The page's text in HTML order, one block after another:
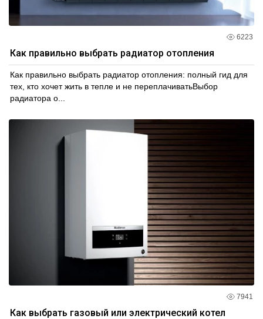
6223
Как правильно выбрать радиатор отопления
Как правильно выбрать радиатор отопления: полный гид для
тех, кто хочет жить в тепле и не переплачиватьВыбор
радиатора о...
7941
Как выбрать газовый или электрический котел